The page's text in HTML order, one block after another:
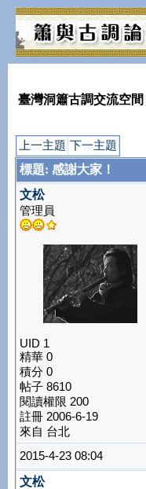
臺灣洞簫古調交流空間
上一主題 下一主題
標題: 感謝大家！
文松
管理員
UID 1
精華 0
積分 0
帖子 8610
閱讀權限 200
註冊 2006-6-19
來自 台北
2015-4-23 08:04
文松